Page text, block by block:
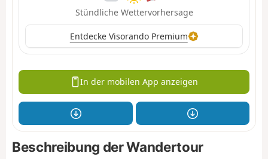
Stündliche Wettervorhersage
Entdecke Visorando Premium
In der mobilen App anzeigen
Beschreibung der Wandertour